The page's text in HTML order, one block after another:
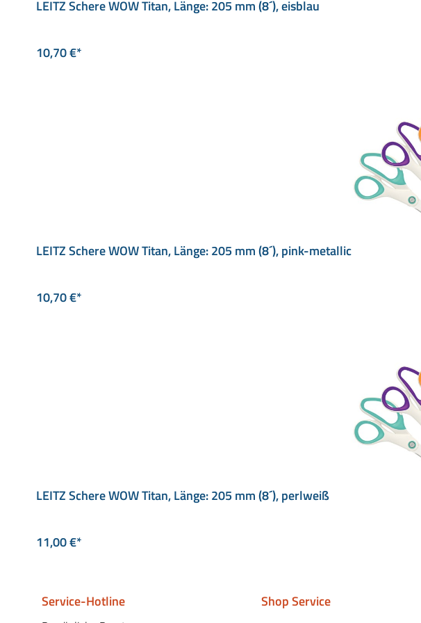
LEITZ Schere WOW Titan, Länge: 205 mm (8´), eisblau
10,70 €*
LEITZ Schere WOW Titan, Länge: 205 mm (8´), pink-metallic
10,70 €*
LEITZ Schere WOW Titan, Länge: 205 mm (8´), perlweiß
11,00 €*
Service-Hotline Shop Service